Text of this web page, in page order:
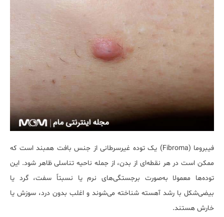
فیبروما (Fibroma) یک توده غیرسرطانی از جنس بافت همبند است که
ممکن است در هر نقطه‌ای از بدن، از جمله ناحیه تناسلی ظاهر شود. این
توده‌ها معمولا به‌صورت برجستگی‌های نرم یا نسبتاً سفت، گرد یا
بیضی‌شکل با رشد آهسته شناخته می‌شوند و اغلب بدون درد، سوزش یا
خارش هستند.